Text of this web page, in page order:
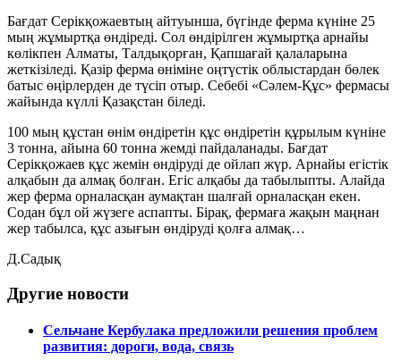
Бағдат Серікқожаевтың айтуынша, бүгінде ферма күніне 25
мың жұмыртқа өндіреді. Сол өндірілген жұмыртқа арнайы
көлікпен Алматы, Талдықорған, Қапшағай қалаларына
жеткізіледі. Қазір ферма өніміне оңтүстік облыстардан бөлек
батыс өңірлерден де түсіп отыр. Себебі «Сәлем-Құс» фермасы
жайында күллі Қазақстан біледі.
100 мың құстан өнім өндіретін құс өндіретін құрылым күніне
3 тонна, айына 60 тонна жемді пайдаланады. Бағдат
Серікқожаев құс жемін өндіруді де ойлап жүр. Арнайы егістік
алқабын да алмақ болған. Егіс алқабы да табылыпты. Алайда
жер ферма орналасқан аумақтан шалғай орналасқан екен.
Содан бұл ой жүзеге аспапты. Бірақ, фермаға жақын маңнан
жер табылса, құс азығын өндіруді қолға алмақ…
Д.Садық
Другие новости
Сельчане Кербулака предложили решения проблем
развития: дороги, вода, связь